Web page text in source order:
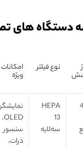
دستگاه های
نوع فیلتر امکانات
ویژه
HEPA
13
سه‌لایه
نمایشگر
OLED،
سنسور
ذرات،